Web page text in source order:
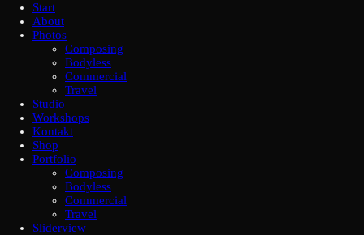
Start
About
Photos
Composing
Bodyless
Commercial
Travel
Studio
Workshops
Kontakt
Shop
Portfolio
Composing
Bodyless
Commercial
Travel
Sliderview